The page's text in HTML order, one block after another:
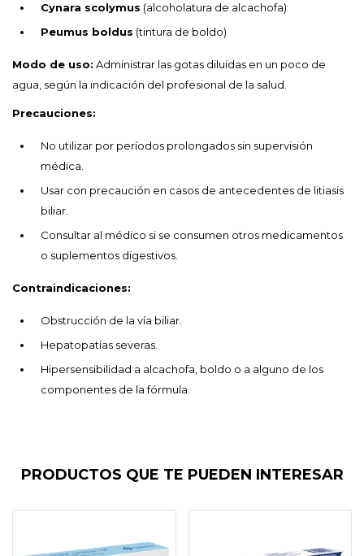
Cynara scolymus (alcoholatura de alcachofa)
Peumus boldus (tintura de boldo)
Modo de uso: Administrar las gotas diluidas en un poco de
agua, según la indicación del profesional de la salud.
Precauciones:
No utilizar por períodos prolongados sin supervisión
médica.
Usar con precaución en casos de antecedentes de litiasis
biliar.
Consultar al médico si se consumen otros medicamentos
o suplementos digestivos.
Contraindicaciones:
Obstrucción de la vía biliar.
Hepatopatías severas.
Hipersensibilidad a alcachofa, boldo o a alguno de los
componentes de la fórmula.
PRODUCTOS QUE TE PUEDEN INTERESAR